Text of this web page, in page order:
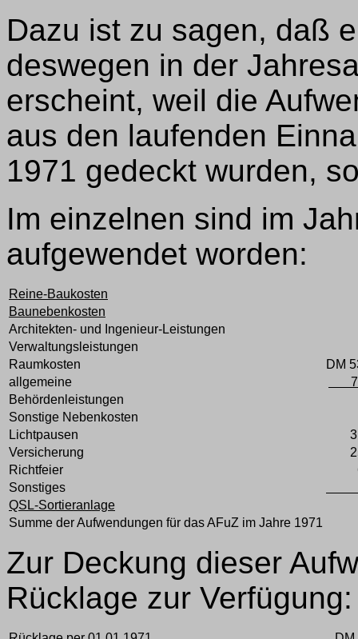
Dazu ist zu sagen, daß
deswegen in der
erscheint, weil die
aus den laufenden
1971 gedeckt wurden,
Im einzelnen sind im
aufgewendet worden:
Reine-Baukosten
Baunebenkosten
Architekten- und Ingenieur-Leistungen
Verwaltungsleistungen
Raumkosten
DM
allgemeine
Behördenleistungen
Sonstige Nebenkosten
Lichtpausen
Versicherung
Richtfeier
Sonstiges
QSL-Sortieranlage
Summe der Aufwendungen für das AFuZ im Jahre 1971
Zur Deckung dieser
Rücklage zur Verfügung: